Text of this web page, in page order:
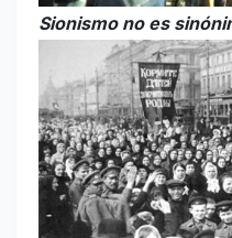
Sionismo no es